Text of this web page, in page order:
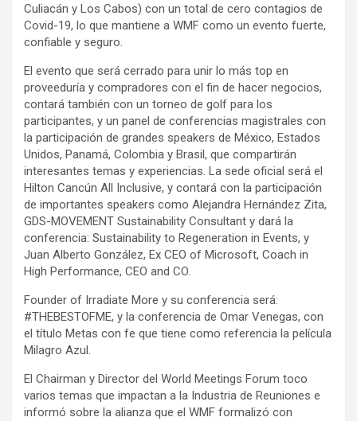
Culiacán y Los Cabos) con un total de cero contagios de
Covid-19, lo que mantiene a WMF como un evento fuerte,
confiable y seguro.
El evento que será cerrado para unir lo más top en
proveeduría y compradores con el fin de hacer negocios,
contará también con un torneo de golf para los
participantes, y un panel de conferencias magistrales con
la participación de grandes speakers de México, Estados
Unidos, Panamá, Colombia y Brasil, que compartirán
interesantes temas y experiencias. La sede oficial será el
Hilton Cancún All Inclusive, y contará con la participación
de importantes speakers como Alejandra Hernández Zita,
GDS-MOVEMENT Sustainability Consultant y dará la
conferencia: Sustainability to Regeneration in Events, y
Juan Alberto González, Ex CEO of Microsoft, Coach in
High Performance, CEO and CO.
Founder of Irradiate More y su conferencia será:
#THEBESTOFME, y la conferencia de Omar Venegas, con
el título Metas con fe que tiene como referencia la película
Milagro Azul.
El Chairman y Director del World Meetings Forum toco
varios temas que impactan a la Industria de Reuniones e
informó sobre la alianza que el WMF formalizó con